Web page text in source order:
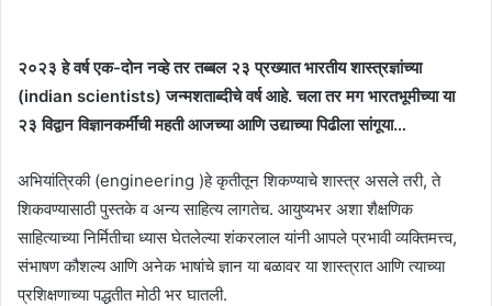
२०२३ हे वर्ष एक-दोन नव्हे तर तब्बल २३ प्रख्यात भारतीय शास्त्रज्ञांच्या
(indian scientists) जन्मशताब्दीचे वर्ष आहे. चला तर मग भारतभूमीच्या या
२३ विद्वान विज्ञानकर्मींची महती आजच्या आणि उद्याच्या पिढीला सांगूया…
अभियांत्रिकी (engineering )हे कृतीतून शिकण्याचे शास्त्र असले तरी, ते
शिकवण्यासाठी पुस्तके व अन्य साहित्य लागतेच. आयुष्यभर अशा शैक्षणिक
साहित्याच्या निर्मितीचा ध्यास घेतलेल्या शंकरलाल यांनी आपले प्रभावी व्यक्तिमत्त्व,
संभाषण कौशल्य आणि अनेक भाषांचे ज्ञान या बळावर या शास्त्रात आणि त्याच्या
प्रशिक्षणाच्या पद्धतीत मोठी भर घातली.